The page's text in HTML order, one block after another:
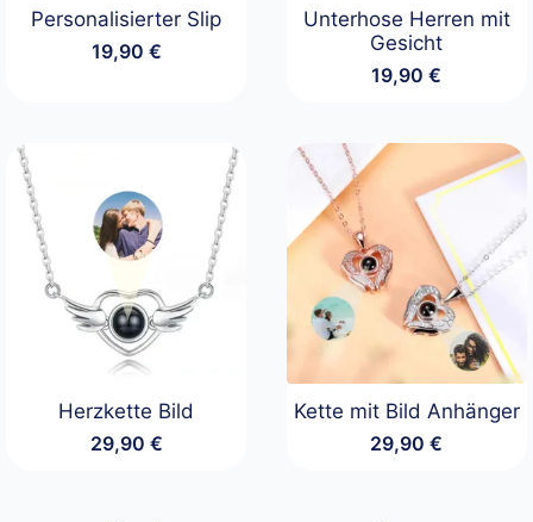
Personalisierter Slip
19,90 €
Unterhose Herren mit
Gesicht
19,90€
Herzkette Bild
29,90 €
Kette mit Bild Anhänger
29,90€